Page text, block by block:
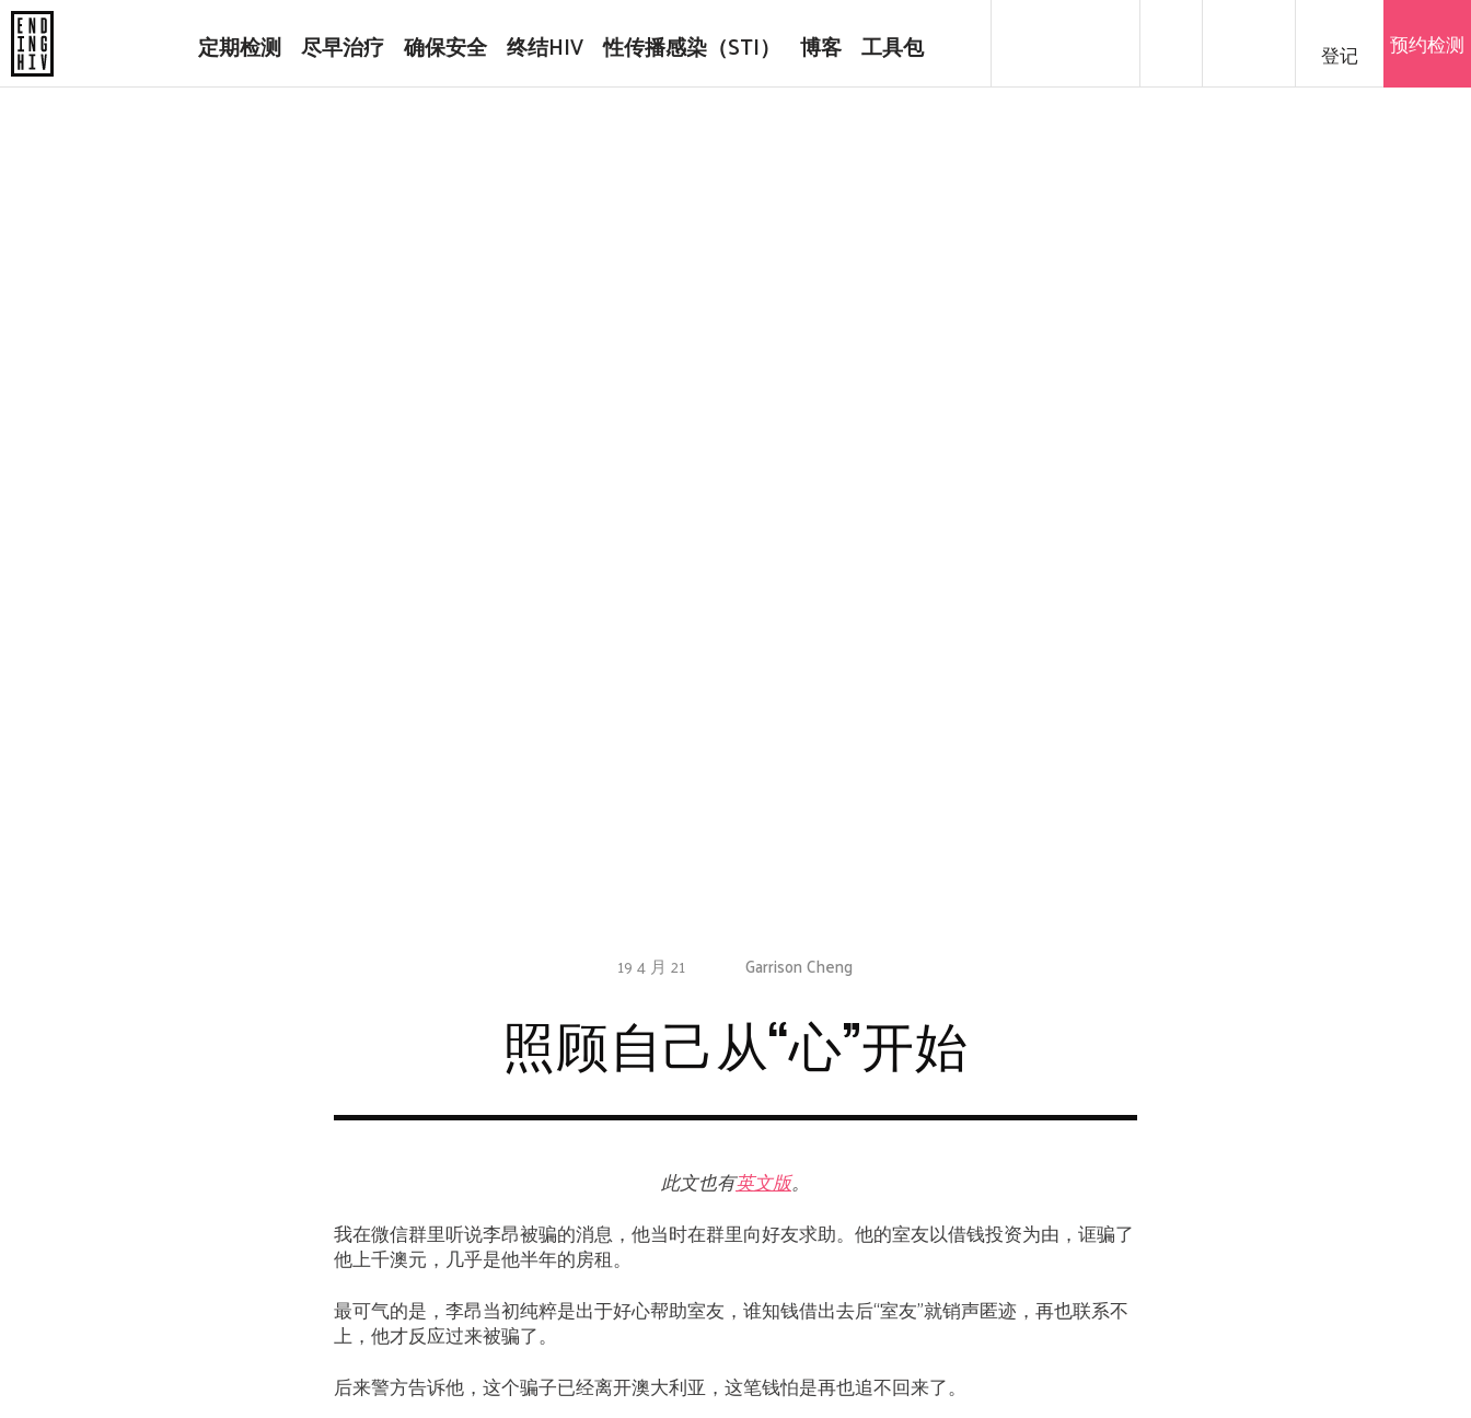
定期检测 尽早治疗 确保安全 终结HIV 性传播感染（STI） 博客 工具包 登记 预约检测
19 4 月 21 Garrison Cheng
照顾自己从“心”开始
此文也有英文版。
我在微信群里听说李昂被骗的消息，他当时在群里向好友求助。他的室友以借钱投资为由，诓骗了
他上千澳元，几乎是他半年的房租。
最可气的是，李昂当初纯粹是出于好心帮助室友，谁知钱借出去后“室友”就销声匿迹，再也联系不
上，他才反应过来被骗了。
后来警方告诉他，这个骗子已经离开澳大利亚，这笔钱怕是再也追不回来了。